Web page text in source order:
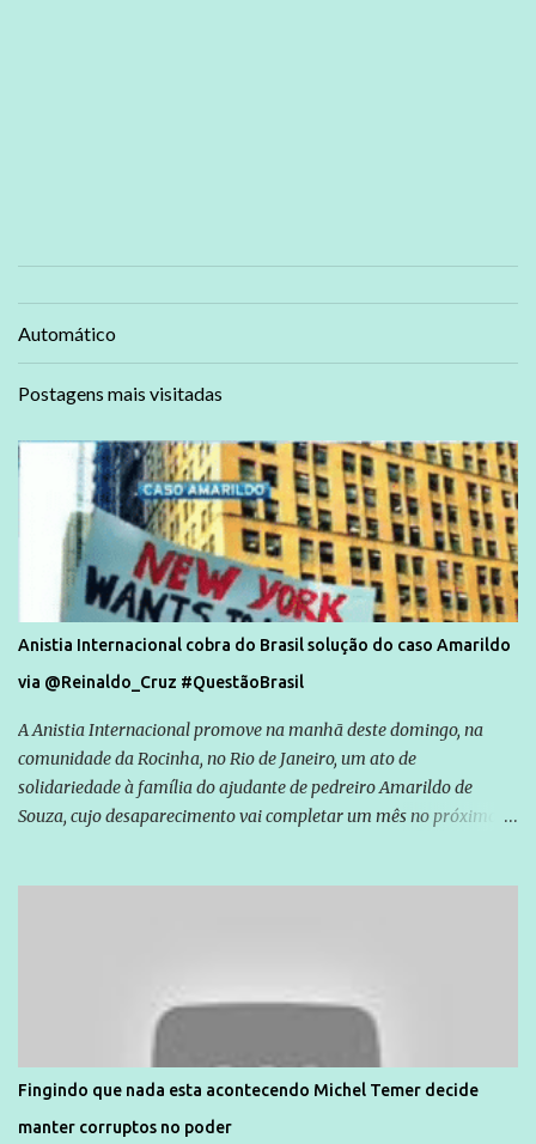
Automático
Postagens mais visitadas
Anistia Internacional cobra do Brasil solução do caso Amarildo
via @Reinaldo_Cruz #QuestãoBrasil
A Anistia Internacional promove na manhã deste domingo, na
comunidade da Rocinha, no Rio de Janeiro, um ato de
solidariedade à família do ajudante de pedreiro Amarildo de
Souza, cujo desaparecimento vai completar um mês no próximo
são vítimas de violência, estão em situação de risco ou têm seus
direitos violados. Leia mais: Anistia Internacional cobra do Brasil
Fingindo que nada esta acontecendo Michel Temer decide
manter corruptos no poder